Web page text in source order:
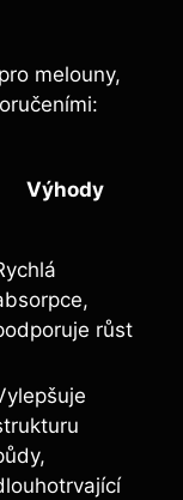
melouny,
Výhody
růst